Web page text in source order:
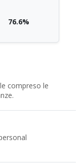
compreso le
76.6%